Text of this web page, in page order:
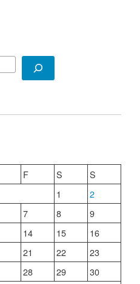
F S
S
1
2
7 8
9
14 15
16
21 22
23
28 29
30